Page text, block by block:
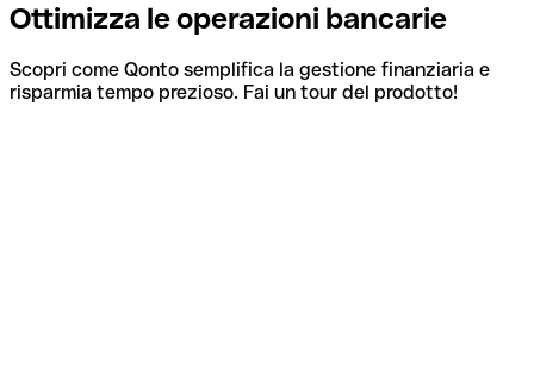
Ottimizza le operazioni bancarie
Scopri come Qonto semplifica la gestione finanziaria e
risparmia tempo prezioso. Fai un tour del prodotto!